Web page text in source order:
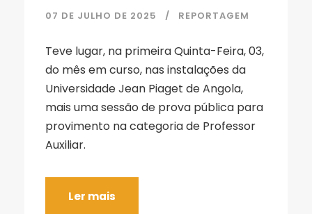
07 DE JULHO DE 2025 REPORTAGEM
Teve lugar, na primeira Quinta-Feira, 03,
do mês em curso, nas instalações da
Universidade Jean Piaget de Angola,
mais uma sessão de prova pública para
provimento na categoria de Professor
Auxiliar.
Ler mais